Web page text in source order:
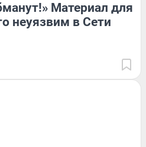
Материал для
неуязвим в Сети